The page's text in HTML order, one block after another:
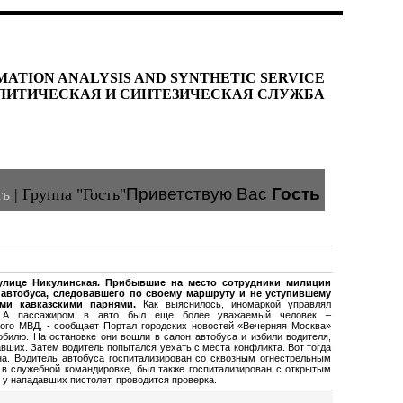
ANALYSIS AND SYNTHETIC SERVICE
И СИНТЕЗИЧЕСКАЯ СЛУЖБА
| Группа"Гость"Приветствую Вас Гость
Никулинская. Прибывшие на место сотрудники милиции
следовавшего по своему маршруту и не уступившему
кавказскими парнями.Как выяснилось, иномаркой управлял
А пассажиром в авто был еще более уважаемый человек –
МВД, - сообщает Портал городских новостей «Вечерняя Москва»
На остановке они вошли в салон автобуса и избили водителя,
Затем водитель попытался уехать с места конфликта. Вот тогда
Водитель автобуса госпитализирован со сквозным огнестрельным
командировке, был также госпитализирован с открытым
нападавших пистолет, проводится проверка.